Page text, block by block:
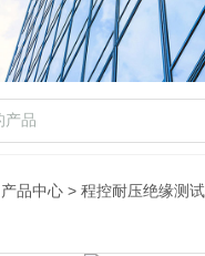
产品中心 >程控耐压绝缘测